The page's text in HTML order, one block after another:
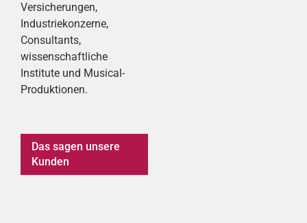
Versicherungen,
Industriekonzerne,
Consultants,
wissenschaftliche
Institute und Musical-
Produktionen.
Das sagen unsere
Kunden